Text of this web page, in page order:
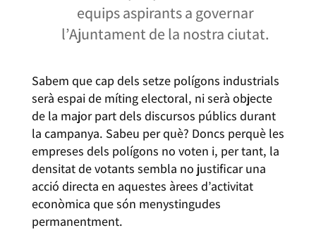
equips aspirants a governar
l’Ajuntament de la nostra ciutat.
Sabem que cap dels setze polígons industrials
serà espai de míting electoral, ni serà objecte
de la major part dels discursos públics durant
la campanya. Sabeu per què? Doncs perquè les
empreses dels polígons no voten i, per tant, la
densitat de votants sembla no justificar una
acció directa en aquestes àrees d’activitat
econòmica que són menystingudes
permanentment.